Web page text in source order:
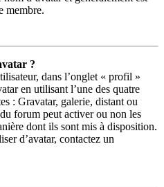
membre.
?
dans l’onglet « profil »
en utilisant l’une des quatre
: Gravatar, galerie, distant ou
forum peut activer ou non les
dont ils sont mis à disposition.
d’avatar, contactez un